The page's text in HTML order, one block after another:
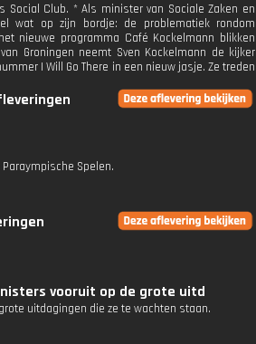
Social Club. * Als minister van Sociale Zaken en
wat op zijn bordje: de problematiek rondom
nieuwe programma Café Kockelmann blikken
Groningen neemt Sven Kockelmann de kijker
I Will Go There in een nieuw jasje. Ze treden
Spelen.
vooruit op de grote uitd
uitdagingen die ze te wachten staan.